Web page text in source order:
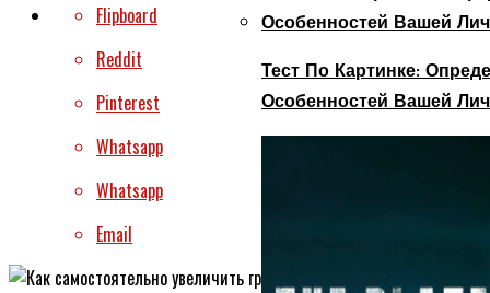
Тест По Картинке:
Особенностей Вашей
Flipboard
Reddit
Pinterest
Whatsapp
Whatsapp
Email